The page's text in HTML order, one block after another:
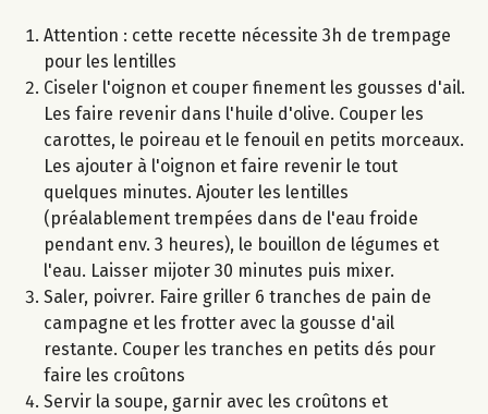
Attention : cette recette nécessite 3h de trempage
pour les lentilles
Ciseler l'oignon et couper finement les gousses d'ail.
Les faire revenir dans l'huile d'olive. Couper les
carottes, le poireau et le fenouil en petits morceaux.
Les ajouter à l'oignon et faire revenir le tout
quelques minutes. Ajouter les lentilles
(préalablement trempées dans de l'eau froide
pendant env. 3 heures), le bouillon de légumes et
l'eau. Laisser mijoter 30 minutes puis mixer.
Saler, poivrer. Faire griller 6 tranches de pain de
campagne et les frotter avec la gousse d'ail
restante. Couper les tranches en petits dés pour
faire les croûtons
Servir la soupe, garnir avec les croûtons et